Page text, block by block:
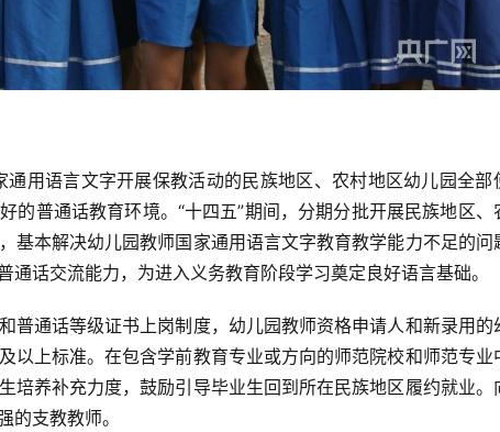
通用语言文字开展保教活动的民族地区、农村地区幼儿园全部
的普通话教育环境。“十四五”期间，分期分批开展民族地区、
基本解决幼儿园教师国家通用语言文字教育教学能力不足的问
话交流能力，为进入义务教育阶段学习奠定良好语言基础。
普通话等级证书上岗制度，幼儿园教师资格申请人和新录用的
以上标准。在包含学前教育专业或方向的师范院校和师范专业
培养补充力度，鼓励引导毕业生回到所在民族地区履约就业。
支教教师。